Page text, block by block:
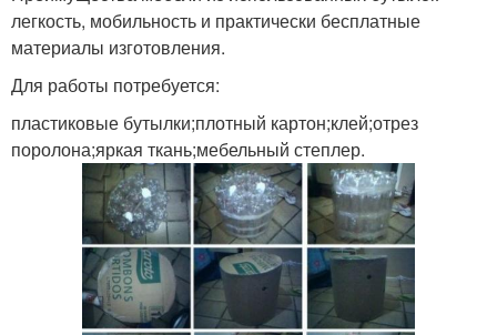
легкость, мобильность и практически бесплатные
материалы изготовления.
Для работы потребуется:
пластиковые бутылки;плотный картон;клей;отрез
поролона;яркая ткань;мебельный степлер.